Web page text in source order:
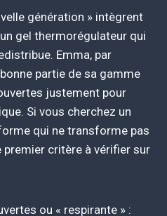
génération » intègrent
gel thermorégulateur qui
Emma, par
partie de sa gamme
justement pour
Si vous cherchez un
qui ne transforme pas
premier critère à vérifier sur
ou « respirante » :